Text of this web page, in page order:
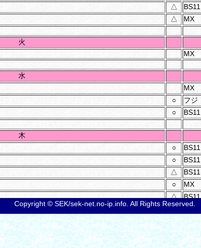
△
BS11
△ MX
火
MX
水
MX
○ フジ
○ BS11
木
○
BS11
○ BS11
△
BS11
○
MX
△
BS11
Copyright © SEK/sek-net.no-ip.info. All Rights Reserved.